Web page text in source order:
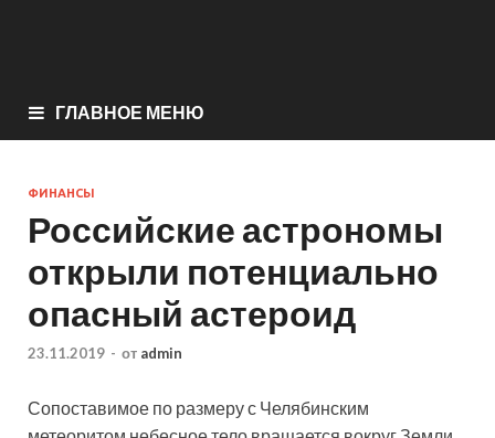
ГЛАВНОЕ МЕНЮ
ФИНАНСЫ
Российские астрономы
открыли потенциально
опасный астероид
23.11.2019 - от admin
Сопоставимое по размеру с Челябинским